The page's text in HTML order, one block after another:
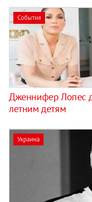
События
Дженнифер Лопес
летним детям
Украина